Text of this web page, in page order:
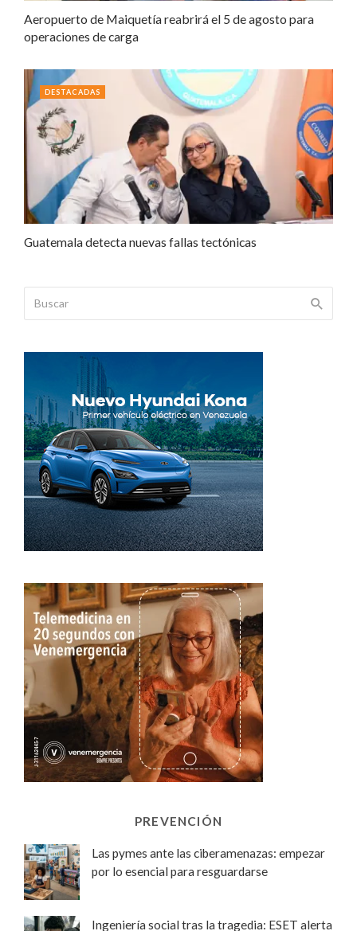
Aeropuerto de Maiquetía reabrirá el 5 de agosto para
operaciones de carga
Guatemala detecta nuevas fallas tectónicas
DESTACADAS
PREVENCIÓN
Las pymes ante las ciberamenazas: empezar
por lo esencial para resguardarse
Ingeniería social tras la tragedia: ESET alerta